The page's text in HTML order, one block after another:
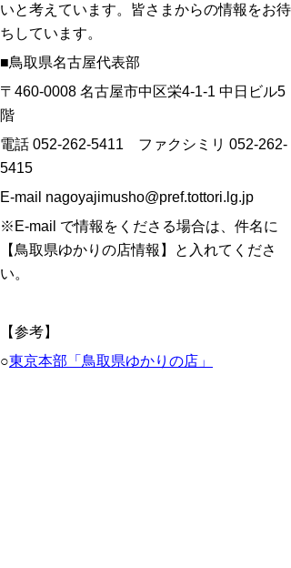
いと考えています。皆さまからの情報をお待
ちしています。
■鳥取県名古屋代表部
〒460-0008 名古屋市中区栄4-1-1 中日ビル5
階
電話 052-262-5411 ファクシミリ 052-262-
5415
E-mail nagoyajimusho@pref.tottori.lg.jp
※E-mail で情報をくださる場合は、件名に
【鳥取県ゆかりの店情報】と入れてくださ
い。
【参考】
○東京本部「鳥取県ゆかりの店」